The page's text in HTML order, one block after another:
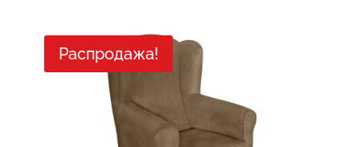
455.00€.
Распродажа!